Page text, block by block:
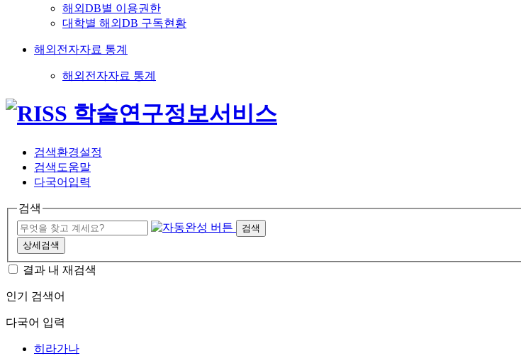
해외DB별 이용권한
대학별 해외DB 구독현황
해외전자자료 통계
해외전자자료 통계
검색환경설정
검색도움말
다국어입력
검색
검색
상세검색
결과 내 재검색
인기 검색어
다국어 입력
히라가나